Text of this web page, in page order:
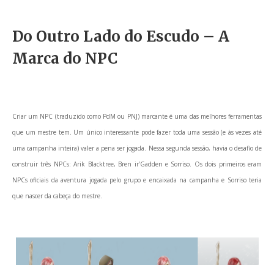
Do Outro Lado do Escudo – A
Marca do NPC
Criar um NPC (traduzido como PdM ou PNJ) marcante é uma das melhores ferramentas
que um mestre tem. Um único interessante pode fazer toda uma sessão (e às vezes até
uma campanha inteira) valer a pena ser jogada. Nessa segunda sessão, havia o desafio de
construir três NPCs: Arik Blacktree, Bren ir’Gadden e Sorriso. Os dois primeiros eram
NPCs oficiais da aventura jogada pelo grupo e encaixada na campanha e Sorriso teria
que nascer da cabeça do mestre.